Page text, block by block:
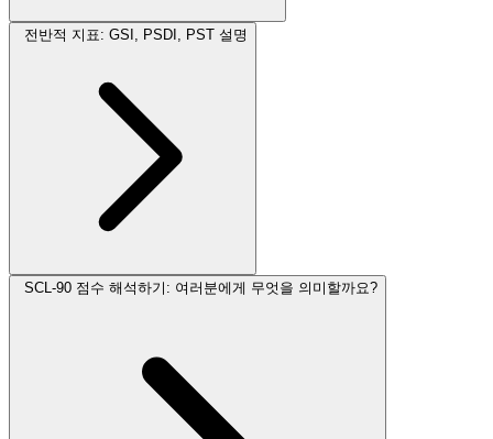
전반적 지표: GSI, PSDI, PST 설명
SCL-90 점수 해석하기: 여러분에게 무엇을 의미할까요?